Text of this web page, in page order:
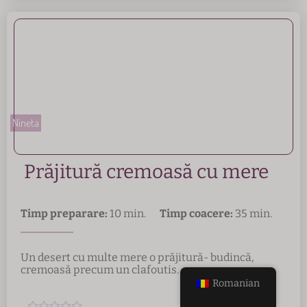
Nineta
Prăjitură cremoasă cu mere
Timp preparare: 10 min. Timp coacere: 35 min.
Un desert cu multe mere o prăjitură- budincă,
cremoasă precum un clafoutis.
Romanian